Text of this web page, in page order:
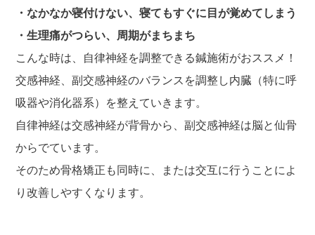
・なかなか寝付けない、寝てもすぐに目が覚めてしまう
・生理痛がつらい、周期がまちまち
こんな時は、自律神経を調整できる鍼施術がおススメ！
交感神経、副交感神経のバランスを調整し内臓（特に呼
吸器や消化器系）を整えていきます。
自律神経は交感神経が背骨から、副交感神経は脳と仙骨
からでています。
そのため骨格矯正も同時に、または交互に行うことによ
り改善しやすくなります。